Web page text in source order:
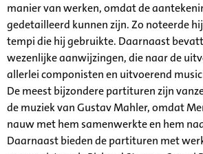
manier van werken, omdat de
gedetailleerd kunnen zijn. Zo noteerde
tempi die hij gebruikte. Daarnaast
wezenlijke aanwijzingen, die naar de
allerlei componisten en uitvoerend
De meest bijzondere partituren zijn
de muziek van Gustav Mahler, omdat
nauw met hem samenwerkte en hem
Daarnaast bieden de partituren met